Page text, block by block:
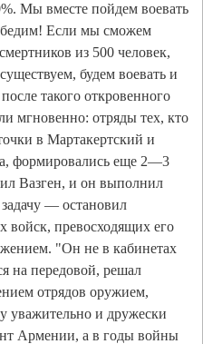
Мы вместе пойдем воевать
Если мы сможем
из 500 человек,
будем воевать и
такого откровенного
мгновенно: отряды тех, кто
в Мартакертский и
формировались еще 2—3
Вазген, и он выполнил
— остановил
войск, превосходящих его
"Он не в кабинетах
на передовой, решал
отрядов оружием,
уважительно и дружески
Армении, а в годы войны